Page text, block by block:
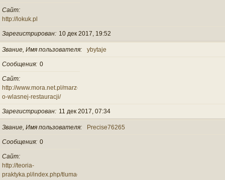
Сайт
http://lokuk.pl
Зарегистрирован 10 дек 2017, 19:52
Звание, Имя пользователя ybytaje
Сообщения 0
Сайт
http://www.mora.net.pl/marzenia-
o-wlasnej-restauracji/
Зарегистрирован 11 дек 2017, 07:34
Звание, Имя пользователя Precise76265
Сообщения 0
Сайт
http://teoria-
praktyka.pl/index.php/tlumacz-